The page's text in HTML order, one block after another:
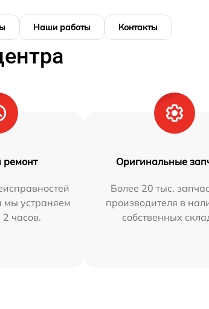
Наши работы Контакты
мы устраняем
2 часов.
Оригинальные
Более 20 тыс.
производителя в
собственных